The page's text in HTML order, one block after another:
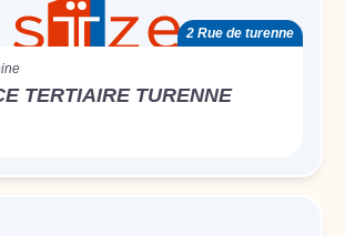
2 Rue de turenne
TERTIAIRE TURENNE